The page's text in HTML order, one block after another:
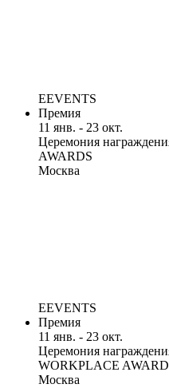
EEVENTS
Премия
11 янв. - 23 окт.
Церемония
AWARDS
Москва
EEVENTS
Премия
11 янв. - 23 окт.
Церемония
WORKPLACE
Москва